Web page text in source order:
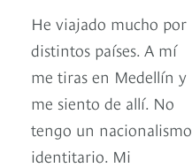
He viajado mucho por
distintos países. A mí
me tiras en Medellín y
me siento de allí. No
tengo un nacionalismo
identitario. Mi